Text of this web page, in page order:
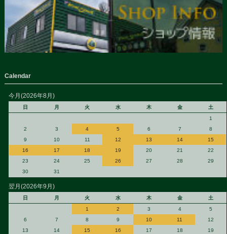
Calendar
今月(2026年8月)
日 月 火 水 木 金
土
1
2
3 4 5 6 7
8
9
10 11 12 13 14
15
16
17 18 19 20 21
22
23
24 25 26 27 28
29
30
31
翌月(2026年9月)
日 月 火 水 木 金
土
1
2 3 4
5
6
7 8 9 10 11
12
13
14 15 16 17 18
19